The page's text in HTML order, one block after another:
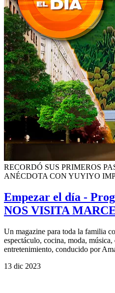
RECORDÓ SUS PRIMEROS
ANÉCDOTA CON YUYIYO
Empezar el día -
NOS VISITA
Un magazine para toda la familia
espectáculo, cocina, moda,
entretenimiento, conducido por
13 dic 2023